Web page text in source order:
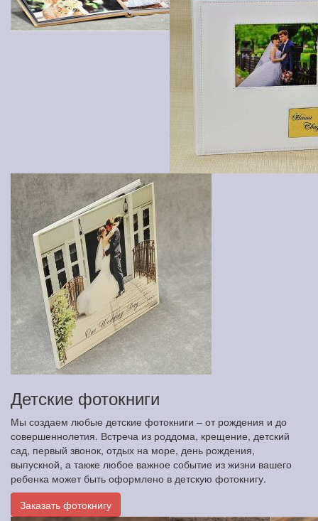
Детские фотокниги
Мы создаем любые детские фотокниги – от рождения и до
совершеннолетия. Встреча из роддома, крещение, детский
сад, первый звонок, отдых на море, день рождения,
выпускной, а также любое важное событие из жизни вашего
ребенка может быть оформлено в детскую фотокнигу.
Заказать фотокнигу